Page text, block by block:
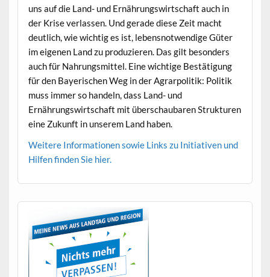
uns auf die Land- und Ernährungswirtschaft auch in
der Krise ver­lassen. Und ger­ade diese Zeit macht
deut­lich, wie wichtig es ist, leben­snotwendi­ge Güter
im eige­nen Land zu pro­duzieren. Das gilt beson­ders
auch für Nahrungsmit­tel. Eine wichtige Bestä­ti­gung
für den Bay­erischen Weg in der Agrar­poli­tik: Poli­tik
muss immer so han­deln, dass Land- und
Ernährungswirtschaft mit über­schaubaren Struk­turen
eine Zukun­ft in unserem Land haben.
Weit­ere Infor­ma­tio­nen sowie Links zu Ini­tia­tiv­en und
Hil­fen find­en Sie hier.